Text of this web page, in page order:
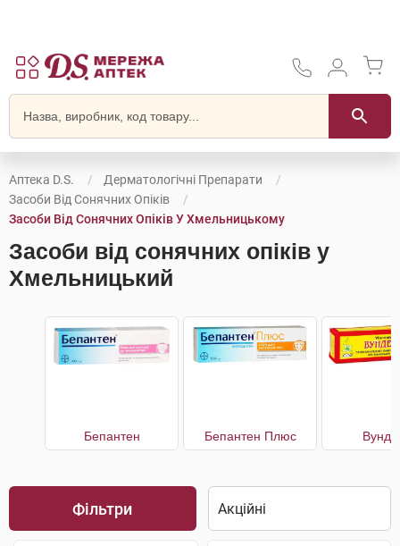
Аптека D.S.
Дерматологічні Препарати
Засоби Від Сонячних Опіків
Засоби Від Сонячних Опіків У Хмельницькому
Засоби від сонячних опіків у
Хмельницький
Бепантен Бепантен Плюс
Фільтри